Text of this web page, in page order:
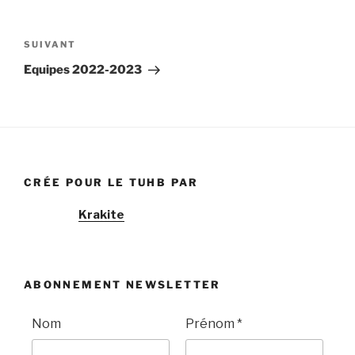
de
l’article
Article
suivant
SUIVANT
Equipes 2022-2023
CRÉE POUR LE TUHB PAR
Krakite
ABONNEMENT NEWSLETTER
Nom Prénom *